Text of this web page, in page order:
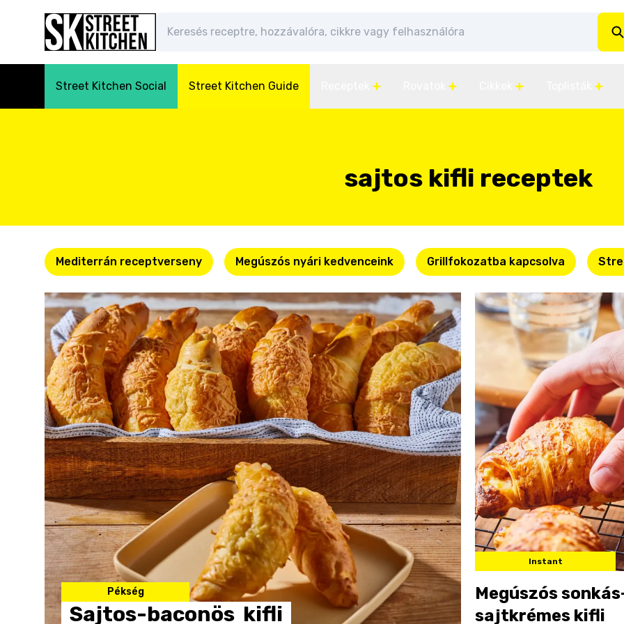
Street Kitchen Social Street Kitchen Guide
sajtos kifli receptek
Mediterrán receptverseny Megúszós nyári kedvenceink Grillfokozatba kapcsolva
Pékség
Sajtos-baconös kifli
Instant
Megúszós
sajtkrémes kifli